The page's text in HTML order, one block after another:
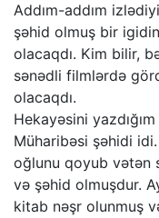
Addım-addım
şəhid olmuş bir
olacaqdı. Kim bilir,
sənədli filmlərdə
olacaqdı.
Hekayəsini
Müharibəsi şəhidi idi.
oğlunu qoyub vətən
və şəhid olmuşdur.
kitab nəşr olunmuş